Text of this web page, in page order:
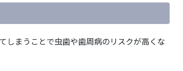
しまうことで虫歯や歯周病のリスクが高くな